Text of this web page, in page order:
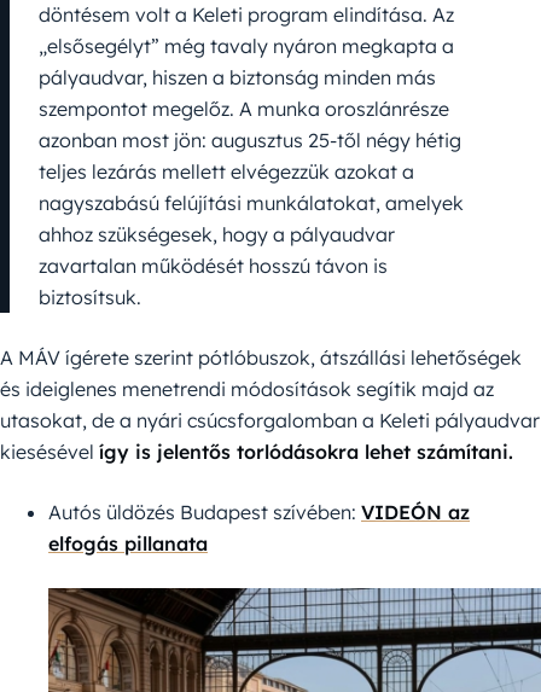
döntésem volt a Keleti program elindítása. Az
„elsősegélyt” még tavaly nyáron megkapta a
pályaudvar, hiszen a biztonság minden más
szempontot megelőz. A munka oroszlánrésze
azonban most jön: augusztus 25-től négy hétig
teljes lezárás mellett elvégezzük azokat a
nagyszabású felújítási munkálatokat, amelyek
ahhoz szükségesek, hogy a pályaudvar
zavartalan működését hosszú távon is
biztosítsuk.
A MÁV ígérete szerint pótlóbuszok, átszállási lehetőségek
és ideiglenes menetrendi módosítások segítik majd az
utasokat, de a nyári csúcsforgalomban a Keleti pályaudvar
kiesésével így is jelentős torlódásokra lehet számítani.
Autós üldözés Budapest szívében: VIDEÓN az
elfogás pillanata